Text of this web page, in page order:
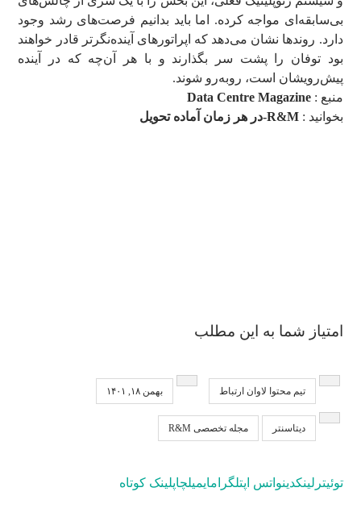
بی‌سابقه‌ای مواجه کرده. اما باید بدانیم فرصت‌های رشد وجود
دارد. روندها نشان می‌دهد که اپراتورهای آینده‌نگرتر قادر خواهند
بود توفان را پشت سر بگذارند و با هر آن‌چه که در آینده
پیش‌رویشان است، روبه‌رو شوند.
منبع :Data Centre Magazine
بخوانید :R&M-در هر زمان آماده تحویل
امتیاز شما به این مطلب
تیم محتوا لاوان ارتباط بهمن ۱۸, ۱۴۰۱
دیتاسنتر مجله تخصصی R&M
توئیتر لینکدینواتس اپتلگرامایمیلچاپلینک کوتاه